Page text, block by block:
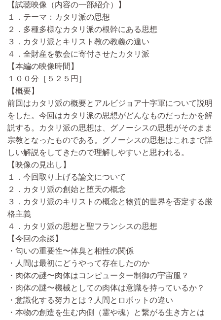
【試聴映像（内容の一部紹介）】
１．テーマ：カタリ派の思想
２．多種多様なカタリ派の根幹にある思想
３．カタリ派とキリスト教の教義の違い
４．全財産を教会に寄付させたカタリ派
【本編の映像時間】
１００分［５２５円］
【概要】
前回はカタリ派の概要とアルビジョア十字軍について説明
をした。今回はカタリ派の思想がどんなものだったかを解
説する。カタリ派の思想は、グノーシスの思想がそのまま
宗教となったものである。グノーシスの思想はこれまで詳
しい解説をしてきたので理解しやすいと思われる。
【映像の見出し】
１．今回取り上げる論文について
２．カタリ派の創始と堕天の概念
３．カタリ派のキリストの概念と物質的世界を否定する厳
格主義
４．カタリ派の思想と聖フランシスの思想
【今回の余談】
・匂いの重要性〜体臭と相性の関係
・人間は最初にどうやって存在したのか
・肉体の謎〜肉体はコンピューター制御の宇宙服？
・肉体の謎〜機械としての肉体は意識を持っているか？
・意識化する努力とは？人間とロボットの違い
・本物の創造を生む内側（霊や魂）と繋がる生き方とは